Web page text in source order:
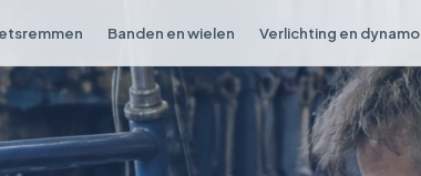
Banden en wielen Verlichting en dynamo